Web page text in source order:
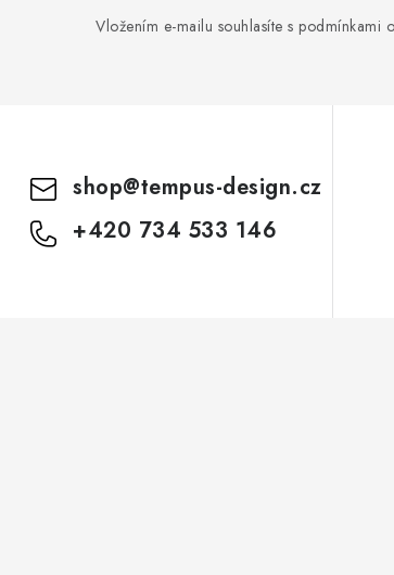
Vložením e-mailu souhlasíte s podmínkami
shop@tempus-design.cz
+420 734 533 146